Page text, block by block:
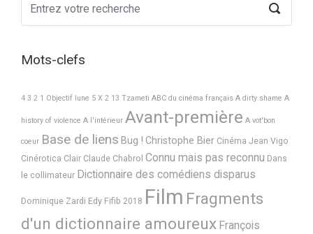
Mots-clefs
4 3 2 1 Objectif lune 5 X 2 13 Tzameti ABC du cinéma français A dirty shame A
history of violence A l'intérieur Avant-première A vot'bon
coeur Base de liens Bug ! Christophe Bier Cinéma Jean Vigo
Cinérotica Clair Claude Chabrol Connu mais pas reconnu Dans
le collimateur Dictionnaire des comédiens disparus
Dominique Zardi Edy Fifib 2018 Film Fragments
d'un dictionnaire amoureux François